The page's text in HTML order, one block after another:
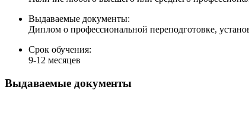
Выдаваемые документы:
Диплом о профессиональной переподготовке,
Срок обучения:
9-12 месяцев
Выдаваемые документы